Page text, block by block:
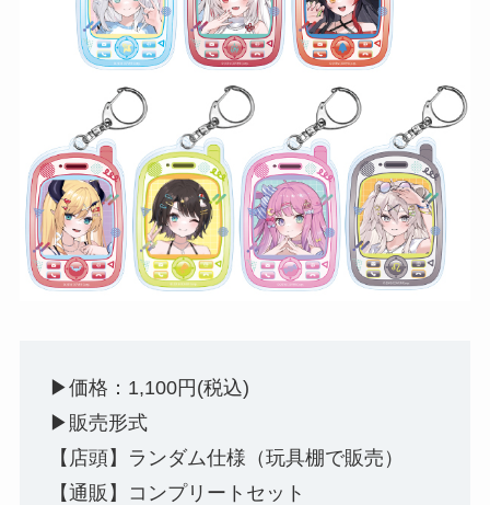
▶︎価格：1,100円(税込)
▶︎販売形式
【店頭】ランダム仕様（玩具棚で販売）
【通販】コンプリートセット